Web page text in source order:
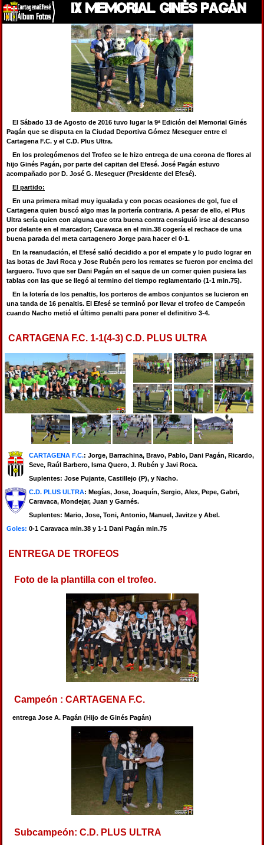
IX MEMORIAL GINÉS PAGÁN
El Sábado 13 de Agosto de 2016 tuvo lugar la 9ª Edición del Memorial Ginés
Pagán que se disputa en la Ciudad Deportiva Gómez Meseguer entre el
Cartagena F.C. y el C.D. Plus Ultra.
En los prolegómenos del Trofeo se le hizo entrega de una corona de flores al
hijo Ginés Pagán, por parte del capitan del Efesé. José Pagán estuvo
acompañado por D. José G. Meseguer (Presidente del Efesé).
El partido:
En una primera mitad muy igualada y con pocas ocasiones de gol, fue el
Cartagena quien buscó algo mas la portería contraria. A pesar de ello, el Plus
Ultra sería quien con alguna que otra buena contra consiguió irse al descanso
por delante en el marcador; Caravaca en el min.38 cogería el rechace de una
buena parada del meta cartagenero Jorge para hacer el 0-1.
En la reanudación, el Efesé salió decidido a por el empate y lo pudo lograr en
las botas de Javi Roca y Jose Rubén pero los remates se fueron por encima del
larguero. Tuvo que ser Dani Pagán en el saque de un corner quien pusiera las
tablas con las que se llegó al termino del tiempo reglamentario (1-1 min.75).
En la lotería de los penaltis, los porteros de ambos conjuntos se lucieron en
una tanda de 16 penaltis. El Efesé se terminó por llevar el trofeo de Campeón
cuando Nacho metió el último penalti para poner el definitivo 3-4.
CARTAGENA F.C. 1-1(4-3) C.D. PLUS ULTRA
CARTAGENA F.C.: Jorge, Barrachina, Bravo, Pablo, Dani Pagán, Ricardo,
Seve, Raúl Barbero, Isma Quero, J. Rubén y Javi Roca.
Suplentes: Jose Pujante, Castillejo (P), y Nacho.
C.D. PLUS ULTRA: Megías, Jose, Joaquín, Sergio, Alex, Pepe, Gabri,
Caravaca, Mondejar, Juan y Garnés.
Suplentes: Mario, Jose, Toni, Antonio, Manuel, Javitze y Abel.
Goles: 0-1 Caravaca min.38 y 1-1 Dani Pagán min.75
ENTREGA DE TROFEOS
Foto de la plantilla con el trofeo.
Campeón : CARTAGENA F.C.
entrega Jose A. Pagán (Hijo de Ginés Pagán)
Subcampeón: C.D. PLUS ULTRA